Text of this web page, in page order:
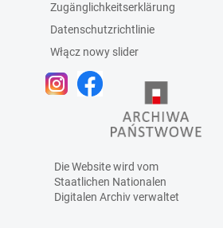
Zugänglichkeitserklärung
Datenschutzrichtlinie
Włącz nowy slider
Die Website wird vom
Staatlichen Nationalen
Digitalen Archivverwaltet